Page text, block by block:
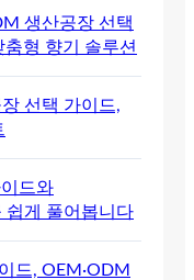
생산공장 선택
형 향기 솔루션
선택 가이드,
드와
쉽게 풀어봅니다
드, OEM·ODM